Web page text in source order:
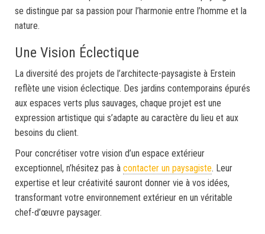
se distingue par sa passion pour l’harmonie entre l’homme et la
nature.
Une Vision Éclectique
La diversité des projets de l’architecte-paysagiste à Erstein
reflète une vision éclectique. Des jardins contemporains épurés
aux espaces verts plus sauvages, chaque projet est une
expression artistique qui s’adapte au caractère du lieu et aux
besoins du client.
Pour concrétiser votre vision d’un espace extérieur
exceptionnel, n’hésitez pas à contacter un paysagiste. Leur
expertise et leur créativité sauront donner vie à vos idées,
transformant votre environnement extérieur en un véritable
chef-d’œuvre paysager.